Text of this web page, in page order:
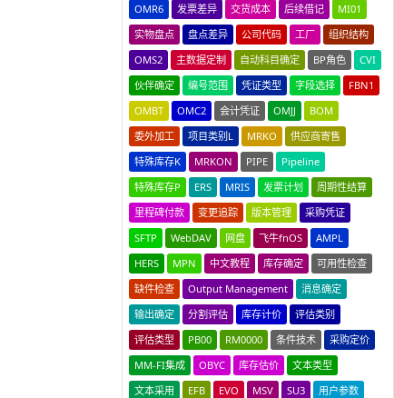
OMR6
发票差异 交货成本 后续借记
MI01
实物盘点
盘点差异 公司代码 工厂
组织结构
OMS2
主数据定制 自动科目确定 BP角色
CVI
伙伴确定
编号范围 凭证类型 字段选择
FBN1
OMBT
OMC2 会计凭证 OMJJ
BOM
委外加工
项目类别L MRKO
供应商寄售
特殊库存K
MRKON PIPE
Pipeline
特殊库存P
ERS MRIS 发票计划
周期性结算
里程碑付款
变更追踪 版本管理
采购凭证
SFTP
WebDAV 网盘 飞牛fnOS
AMPL
HERS
MPN 中文教程 库存确定
可用性检查
缺件检查
Output Management
消息确定
输出确定
分割评估 库存计价
评估类别
评估类型
PB00 RM0000 条件技术
采购定价
MM-FI集成
OBYC 库存估价
文本类型
文本采用
EFB EVO MSV SU3
用户参数